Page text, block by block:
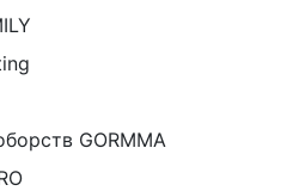
GORMMA